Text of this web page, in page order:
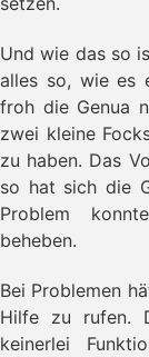
- Überfahrt nach
- Westray Tour
- Kürzester Linienflug
- Letzter Segeltag
- Lynnfield und Highland
- Einmal Orkneys und
Und wie das so
alles so, wie es
froh die Genua
zwei kleine
zu haben. Das
so hat sich die
Problem
beheben.
Bei Problemen
Hilfe zu rufen.
keinerlei